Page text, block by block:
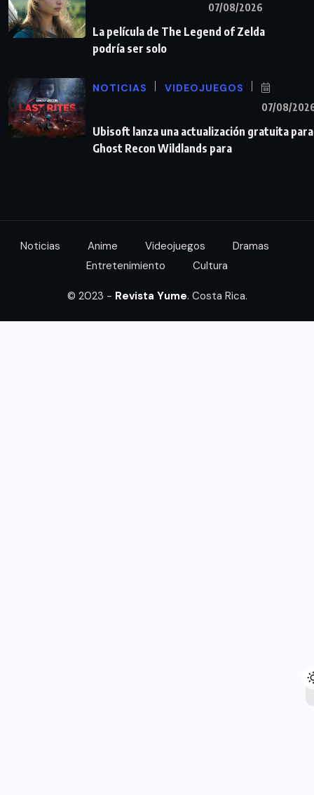
07/08/2026
La película de The Legend of Zelda
podría ser solo
NOTICIAS VIDEOJUEGOS
07/08/
Ubisoft lanza una actualización gratuita para
Ghost Recon Wildlands para
Noticias Anime Videojuegos
Dramas
Entretenimiento
Cultura
© 2023 - Revista Yume. Costa Rica.